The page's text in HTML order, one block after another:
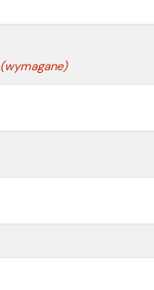
(wymagane)